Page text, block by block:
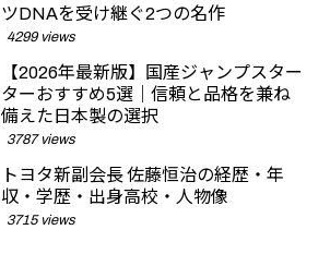
ツDNAを受け継ぐ2つの名作
4299 views
【2026年最新版】国産ジャンプスター
ターおすすめ5選｜信頼と品格を兼ね
備えた日本製の選択
3787 views
トヨタ新副会長 佐藤恒治の経歴・年
収・学歴・出身高校・人物像
3715 views